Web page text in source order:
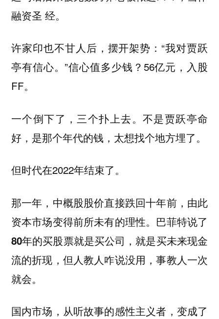
融资圣 经。
许家印也不甘人后，摆开架势：“我对贾跃
亭有信心。”信心值多少钱？56亿元，入股
FF。
一个倒下了，三个扑上去。 不是贾跃亭命
好，是那个年代的钱，太想找个地方埋了。
但时代在2022年结束了。
那一年，中概股股价直接跌回十年前，由此
资本市场变得前所未有的理性。 巴菲特说了
80年的买股票就是买公司，就是买未来现金
流的折现，但人教人咋说没用，事教人一次
就会。
国内市场，从听故事的感性主义者，变成了